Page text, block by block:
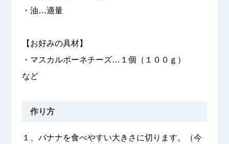
・油…適量
【お好みの具材】
・マスカルポーネチーズ…１個（１００ｇ）
など
作り方
１、バナナを食べやすい大きさに切ります。（今